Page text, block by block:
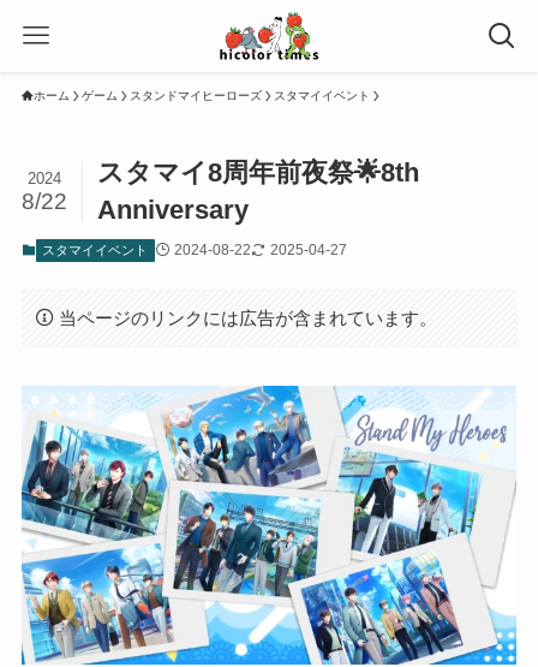
ホーム ゲーム スタンドマイヒーローズ スタマイイベント
スタマイ8周年前夜祭🌟8th
Anniversary
2024
8/22
スタマイイベント 2024-08-22 2025-04-27
当ページのリンクには広告が含まれています。